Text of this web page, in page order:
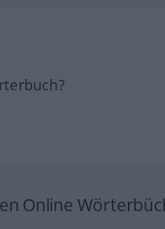
Online